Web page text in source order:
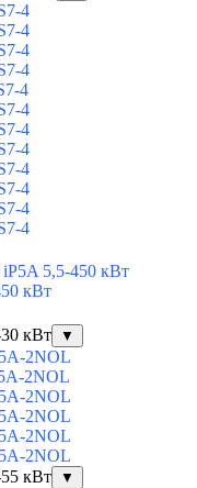
4
4
4
4
4
4
4
4
4
4
4
4
5,5-450 кВт
кВт
кВт ▼
2NOL
2NOL
2NOL
2NOL
2NOL
2NOL
кВт
▼